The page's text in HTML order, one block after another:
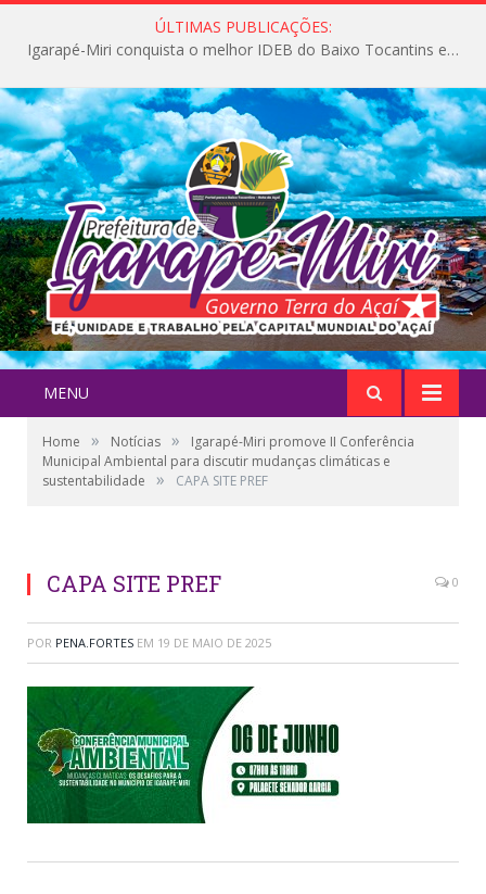
ÚLTIMAS PUBLICAÇÕES:
Igarapé-Miri conquista o melhor IDEB do Baixo Tocantins e avança na qualidade da educação pública
MENU
Home » Notícias »
Igarapé-Miri promove II Conferência
Municipal Ambiental para discutir mudanças climáticas e
sustentabilidade
» CAPA SITE PREF
CAPA SITE PREF 0
POR PENA.FORTES EM 19 DE MAIO DE 2025